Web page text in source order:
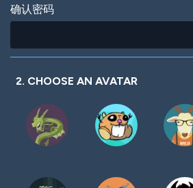
确认密码
2. CHOOSE AN AVATAR